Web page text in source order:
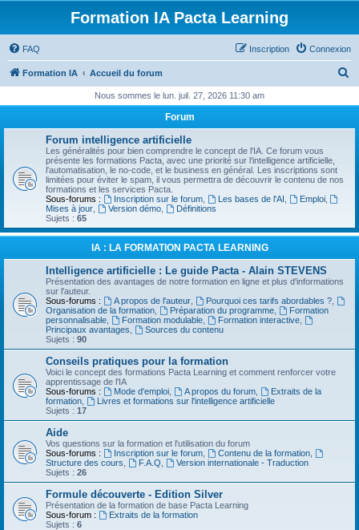
Formation IA Pacta Learning
FAQ Connexion
Inscription
Formation IA Accueil du forum
h
e
Nous sommes le lun. juil. 27, 2026 11:30 am
Forum
Forum intelligence artificielle
Les généralités pour bien comprendre le concept de l'IA. Ce forum vous
présente les formations Pacta, avec une priorité sur l'intelligence artificielle,
l'automatisation, le no-code, et le business en général. Les inscriptions sont
limitées pour éviter le spam, il vous permettra de découvrir le contenu de nos
formations et les services Pacta.
Sous-forums :
Inscription sur le forum, Les bases de l'AI Emploi,
Mises à jour
Version démo,
Définitions
Sujets : 65
IA : LA FORMATION PACTA LEARNING
Intelligence artificielle : Le guide Pacta - Alain STEVENS
Présentation des avantages de notre formation en ligne et plus d'informations
sur l'auteur.
Sous-forums :
A propos de l'auteur, Pourquoi ces tarifs abordables ?,
Organisation de la formation
Préparation du programme,
Formation
personnalisable
Formation modulable, Formation interactive,
Principaux avantages
Sources du contenu
Sujets : 90
Conseils pratiques pour la formation
Voici le concept des formations Pacta Learning et comment renforcer votre
apprentissage de l'IA
Sous-forums :
Mode d'emploi, A propos du forum,
Extraits de la
formation
Livres et formations sur l'intelligence artificielle
Sujets : 17
Aide
Vos questions sur la formation et l'utilisation du forum
Sous-forums :
Inscription sur le forum, Contenu de la formation,
Structure des cours
F.A.Q
Version internationale - Traduction
Sujets : 26
Formule découverte - Edition Silver
Présentation de la formation de base Pacta Learning
Sous-forum :
Extraits de la formation
Sujets : 6